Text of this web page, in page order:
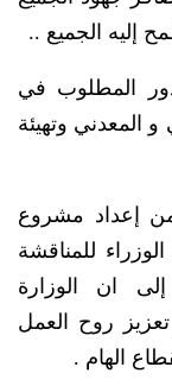
إليه الجميع ..
المطلوب في
و المعدني وتهيئة
إعداد مشروع
للمناقشة
ان الوزارة
روح العمل
الهام .